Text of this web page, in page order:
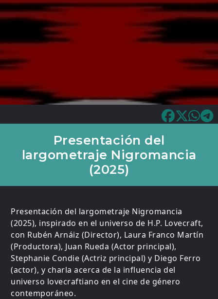
Presentación del
largometraje Nigromancia
(2025)
Presentación del largometraje Nigromancia
(2025), inspirado en el universo de H.P. Lovecraft,
con Rubén Arnáiz (Director), Laura Franco Martín
(Productora), Juan Rueda (Actor principal),
Stephanie Condie (Actriz principal) y Diego Ferro
(actor), y charla acerca de la influencia del
universo lovecraftiano en el cine de género
contemporáneo.